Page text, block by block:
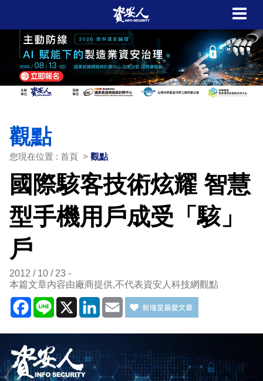
觀點
您現在位置 : 首頁 > 觀點
國際駭客技術炫耀 智慧
型手機用戶成受「駭」
戶
2012 / 10 / 23
本篇文章內容由廠商提供,不代表資安人科技網觀點
Facebook
Line X LinkedIn
Email